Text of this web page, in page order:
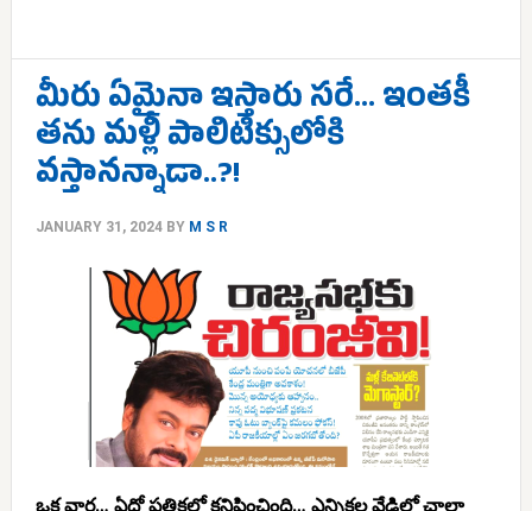
మీరు ఏమైనా ఇస్తారు సరే… ఇంతకీ
తను మళ్లీ పాలిటిక్సులోకి
వస్తానన్నాడా..?!
JANUARY 31, 2024BY M S R
ఒక వార్త… ఏదో పత్రికలో కనిపించింది… ఎన్నికల వేడిలో చాలా